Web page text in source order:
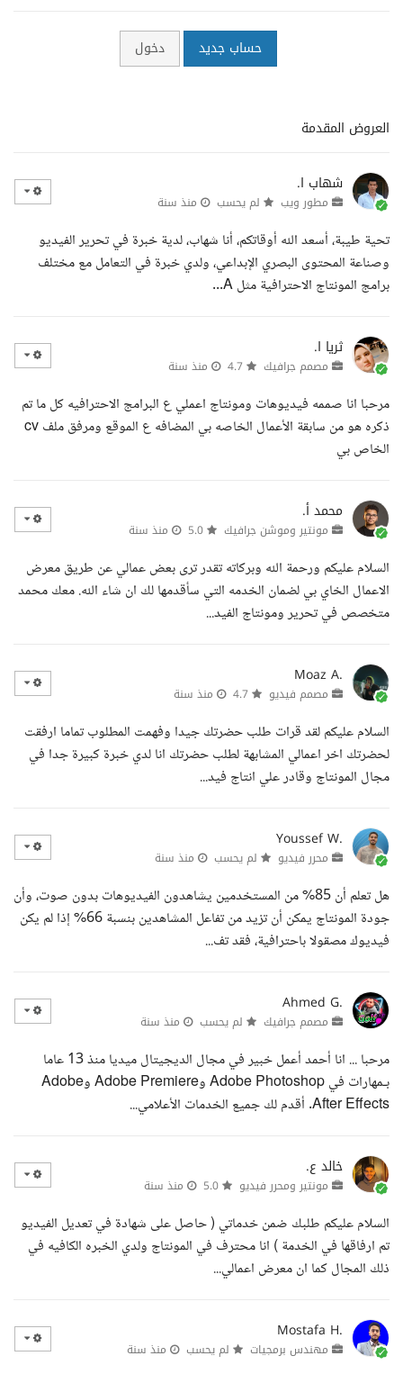
حساب جديد دخول
العروض المقدمة
شهاب ا.
مطور ويب لم يحسب منذ سنة
تحية طيبة، أسعد الله أوقاتكم، أنا شهاب، لدية خبرة في تحرير الفيديو
وصناعة المحتوى البصري الإبداعي، ولدي خبرة في التعامل مع مختلف
برامج المونتاج الاحترافية مثل A...
ثريا ا.
مصمم جرافيك منذ سنة
مرحبا انا صممه فيديوهات ومونتاج اعملي ع البرامج الاحترافيه كل ما تم
ذكره هو من سابقة الأعمال الخاصه بي المضافه ع الموقع ومرفق ملف cv
الخاص بي
محمد أ.
مونتير وموشن جرافيك منذ سنة
السلام عليكم ورحمة الله وبركاته تقدر ترى بعض عمالي عن طريق معرض
الاعمال الخاي بي لضمان الخدمه التي سأقدمها لك ان شاء الله. معك محمد
متخصص في تحرير ومونتاج الفيد...
Moaz A.
مصمم فيديو منذ سنة
السلام عليكم لقد قرات طلب حضرتك جيدا وفهمت المطلوب تماما ارفقت
لحضرتك اخر اعمالي المشابهة لطلب حضرتك انا لدي خبرة كبيرة جدا في
مجال المونتاج وقادر علي انتاج فيد...
Youssef W.
محرر فيديو لم يحسب منذ سنة
هل تعلم أن 85% من المستخدمين يشاهدون الفيديوهات بدون صوت، وأن
جودة المونتاج يمكن أن تزيد من تفاعل المشاهدين بنسبة 66% إذا لم يكن
فيديوك مصقولا باحترافية، فقد تف...
Ahmed G.
مصمم جرافيك لم يحسب منذ سنة
مرحبا ... انا أحمد أعمل خبير في مجال الديجيتال ميديا منذ 13 عاما
بـمهارات في Adobe Photoshop وAdobe Premiere وAdobe
After Effects. أقدم لك جميع الخدمات الأعلامي...
خالد ع.
مونتير ومحرر فيديو منذ سنة
السلام عليكم طلبك ضمن خدماتي ( حاصل على شهادة في تعديل الفيديو
تم ارفاقها في الخدمة ) انا محترف في المونتاج ولدي الخبره الكافيه في
ذلك المجال كما ان معرض اعمالي...
Mostafa H.
مهندس برمجيات لم يحسب منذ سنة